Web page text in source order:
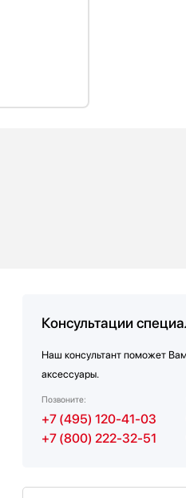
Консультации
Наш консультант поможет
аксессуары.
Позвоните:
+7 (495) 120-41-03
+7 (800) 222-32-51